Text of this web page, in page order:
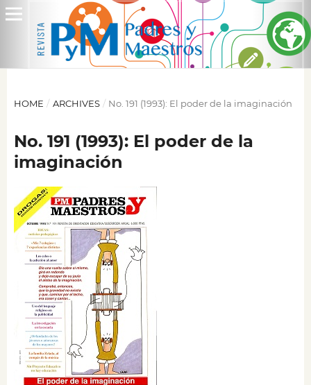
HOME / ARCHIVES / No. 191 (1993): El poder de la imaginación
No. 191 (1993): El poder de la
imaginación